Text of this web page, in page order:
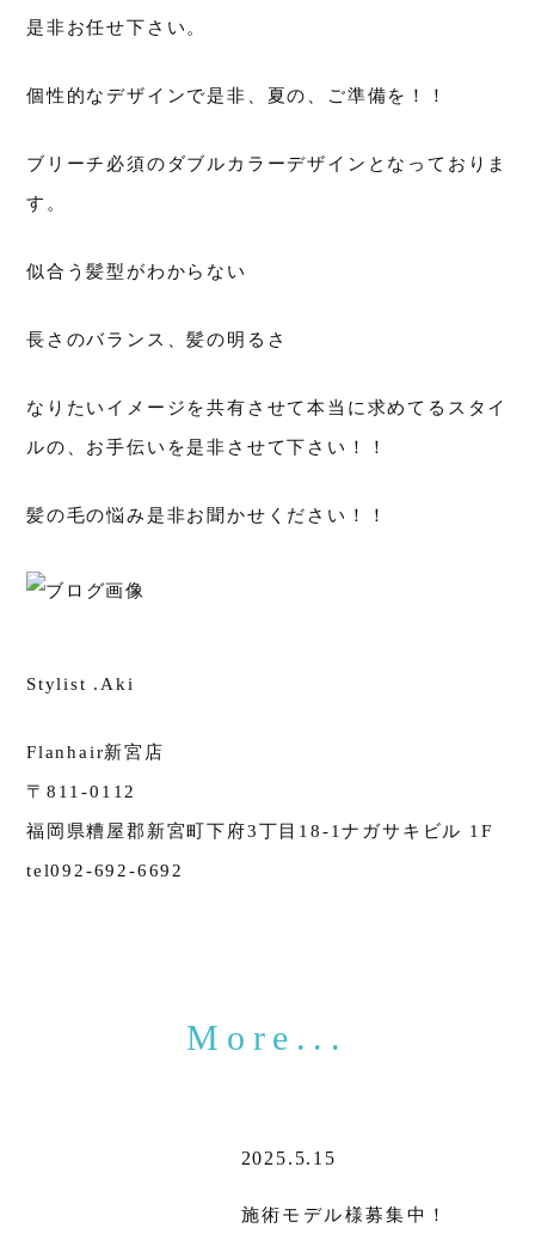
是非お任せ下さい。
個性的なデザインで是非、夏の、ご準備を！！
ブリーチ必須のダブルカラーデザインとなっておりま
す。
似合う髪型がわからない
長さのバランス、髪の明るさ
なりたいイメージを共有させて本当に求めてるスタイ
ルの、お手伝いを是非させて下さい！！
髪の毛の悩み是非お聞かせください！！
Stylist .Aki
Flanhair新宮店
〒811-0112
福岡県糟屋郡新宮町下府3丁目18-1ナガサキビル 1F
tel092-692-6692
2025.5.15
施術モデル様募集中！